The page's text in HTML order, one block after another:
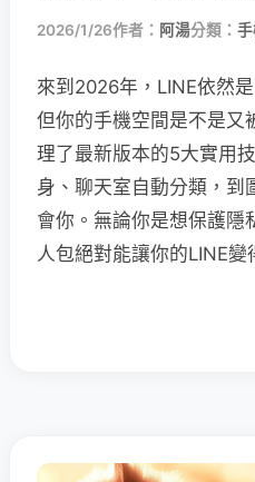
2026/1/26作者： 阿湯分類：
來到2026年，LINE依然
但你的手機空間是不是又
理了最新版本的5大實用
身、聊天室自動分類，到
會你。無論你是想保護隱
人包絕對能讓你的LINE變